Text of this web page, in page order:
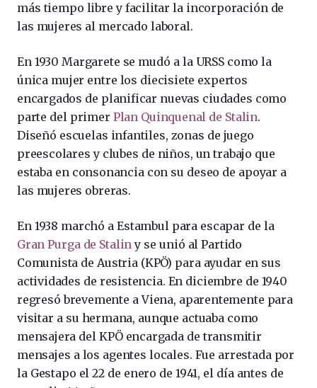
más tiempo libre y facilitar la incorporación de
las mujeres al mercado laboral.
En 1930 Margarete se mudó a la URSS como la
única mujer entre los diecisiete expertos
encargados de planificar nuevas ciudades como
parte del primer Plan Quinquenal de Stalin.
Diseñó escuelas infantiles, zonas de juego
preescolares y clubes de niños, un trabajo que
estaba en consonancia con su deseo de apoyar a
las mujeres obreras.
En 1938 marchó a Estambul para escapar de la
Gran Purga de Staliny se unió al Partido
Comunista de Austria (KPÖ) para ayudar en sus
actividades de resistencia. En diciembre de 1940
regresó brevemente a Viena, aparentemente para
visitar a su hermana, aunque actuaba como
mensajera del KPÖ encargada de transmitir
mensajes a los agentes locales. Fue arrestada por
la Gestapo el 22 de enero de 1941, el día antes de